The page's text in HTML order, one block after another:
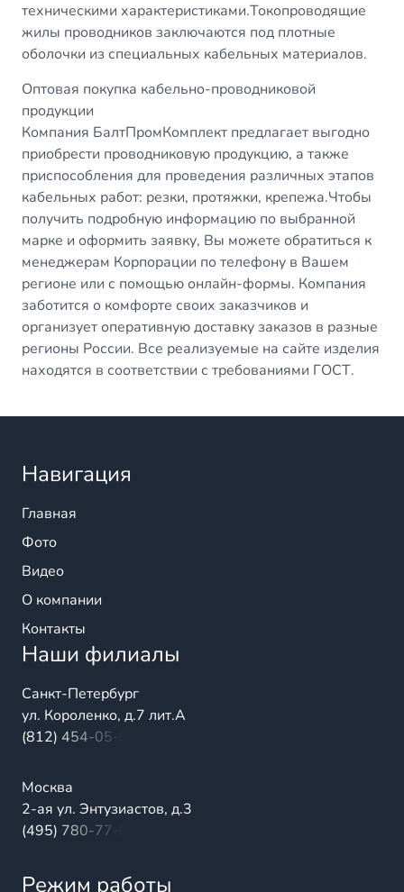
техническими характеристиками.Токопроводящие
жилы проводников заключаются под плотные
оболочки из специальных кабельных материалов.
Оптовая покупка кабельно-проводниковой
продукции
Компания БалтПромКомплект предлагает выгодно
приобрести проводниковую продукцию, а также
приспособления для проведения различных этапов
кабельных работ: резки, протяжки, крепежа.Чтобы
получить подробную информацию по выбранной
марке и оформить заявку, Вы можете обратиться к
менеджерам Корпорации по телефону в Вашем
регионе или с помощью онлайн-формы. Компания
заботится о комфорте своих заказчиков и
организует оперативную доставку заказов в разные
регионы России. Все реализуемые на сайте изделия
находятся в соответствии с требованиями ГОСТ.
Навигация
Главная
Фото
Видео
О компании
Контакты
Наши филиалы
Санкт-Петербург
ул. Короленко, д.7 лит.А
(812) 454-05-54
Москва
2-ая ул. Энтузиастов, д.3
(495) 780-77-98
Режим работы